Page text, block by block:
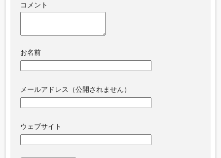
コメント
お名前
メールアドレス（公開されません）
ウェブサイト